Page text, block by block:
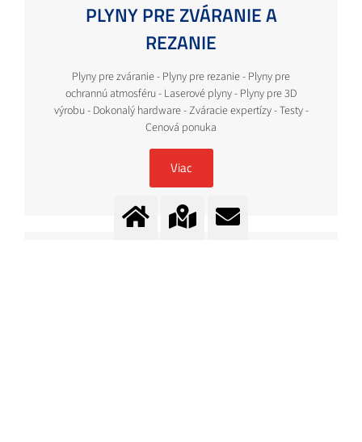
PLYNY PRE ZVÁRANIE A
REZANIE
Plyny pre zváranie - Plyny pre rezanie - Plyny pre
ochrannú atmosféru - Laserové plyny - Plyny pre 3D
výrobu - Dokonalý hardware - Zváracie expertízy - Testy -
Cenová ponuka
Viac